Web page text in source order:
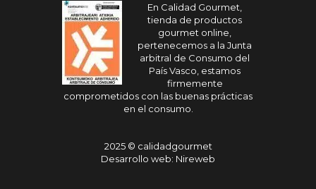
En Calidad Gourmet,
tienda de productos
gourmet online,
pertenecemos a la Junta
arbitral de Consumo del
País Vasco, estamos
firmemente
comprometidos con las buenas prácticas
en el consumo.
2025 © calidadgourmet
Desarrollo web: Nireweb